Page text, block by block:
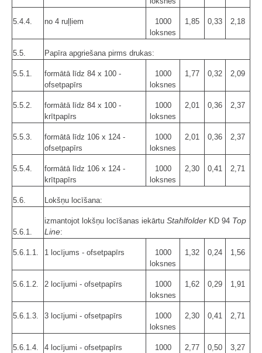
5.4.4. no 4 ruļļiem
1000
loksnes
1,85 0,33 2,18
5.5. Papīra apgriešana pirms drukas:
5.5.1.
formātā līdz 84 x 100 -
ofsetpapīrs
1000
loksnes
1,77 0,32 2,09
5.5.2.
formātā līdz 84 x 100 -
krītpapīrs
1000
loksnes
2,01 0,36 2,37
5.5.3.
formātā līdz 106 x 124 -
ofsetpapīrs
1000
loksnes
2,01 0,36 2,37
5.5.4.
formātā līdz 106 x 124 -
krītpapīrs
1000
loksnes
2,30 0,41 2,71
5.6. Lokšņu locīšana:
5.6.1.
izmantojot lokšņu locīšanas iekārtu Stahlfolder KD 94 Top
Line:
5.6.1.1. 1 locījums - ofsetpapīrs
1000
loksnes
1,32 0,24 1,56
5.6.1.2. 2 locījumi - ofsetpapīrs
1000
loksnes
1,62 0,29 1,91
5.6.1.3. 3 locījumi - ofsetpapīrs
1000
loksnes
2,30 0,41 2,71
5.6.1.4. 4 locījumi - ofsetpapīrs 1000 2,77 0,50 3,27